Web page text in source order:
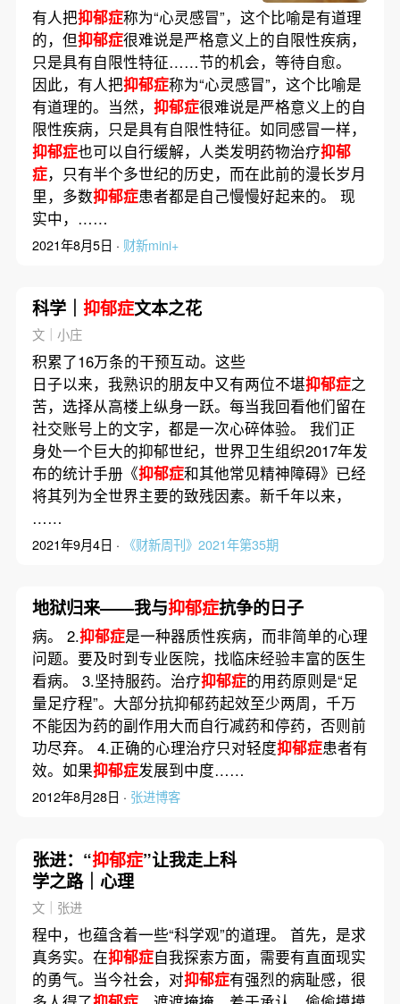
有人把抑郁症称为“心灵感冒”，这个比喻是有道理
的，但抑郁症很难说是严格意义上的自限性疾病，
只是具有自限性特征……节的机会，等待自愈。
因此，有人把抑郁症称为“心灵感冒”，这个比喻是
有道理的。当然， 抑郁症很难说是严格意义上的自
限性疾病，只是具有自限性特征。如同感冒一样，
抑郁症也可以自行缓解，人类发明药物治疗抑郁
症，只有半个多世纪的历史，而在此前的漫长岁月
里，多数抑郁症患者都是自己慢慢好起来的。 现
实中，……
2021年8月5日 · 财新mini+
科学｜ 抑郁症文本之花
文｜小庄
积累了16万条的干预互动。这些
日子以来，我熟识的朋友中又有两位不堪抑郁症之
苦，选择从高楼上纵身一跃。每当我回看他们留在
社交账号上的文字，都是一次心碎体验。 我们正
身处一个巨大的抑郁世纪，世界卫生组织2017年发
布的统计手册《抑郁症和其他常见精神障碍》已经
将其列为全世界主要的致残因素。新千年以来，
……
2021年9月4日 · 《财新周刊》2021年第35期
地狱归来——我与抑郁症抗争的日子
病。 2.抑郁症是一种器质性疾病，而非简单的心理
问题。要及时到专业医院，找临床经验丰富的医生
看病。 3.坚持服药。治疗抑郁症的用药原则是“足
量足疗程”。大部分抗抑郁药起效至少两周，千万
不能因为药的副作用大而自行减药和停药，否则前
功尽弃。 4.正确的心理治疗只对轻度抑郁症患者有
效。如果抑郁症发展到中度……
2012年8月28日 · 张进博客
张进：“抑郁症”让我走上科
学之路｜心理
文｜张进
程中，也蕴含着一些“科学观”的道理。 首先，是求
真务实。在抑郁症自我探索方面，需要有直面现实
的勇气。当今社会，对抑郁症有强烈的病耻感，很